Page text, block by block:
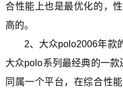
合性能上也是最优化的，
高的。
2、大众polo2006年款
大众polo系列最经典的一
同属一个平台，在综合性